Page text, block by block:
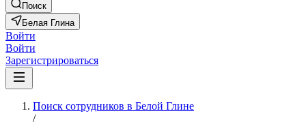
Поиск
Белая Глина
Войти
Войти
Зарегистрироваться
Поиск сотрудников в Белой Глине
/